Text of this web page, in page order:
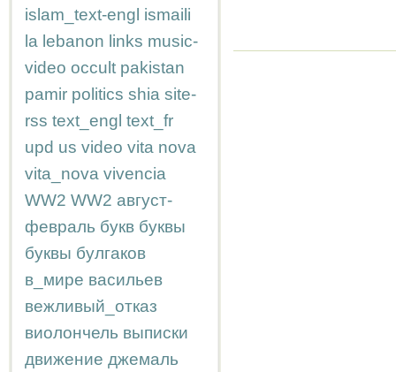
islam_text-engl ismaili
la lebanon links music-
video occult pakistan
pamir politics shia site-
rss text_engl text_fr
upd us video vita nova
vita_nova vivencia
WW2 WW2 август-
февраль букв буквы
буквы булгаков
в_мире васильев
вежливый_отказ
виолончель выписки
движение джемаль